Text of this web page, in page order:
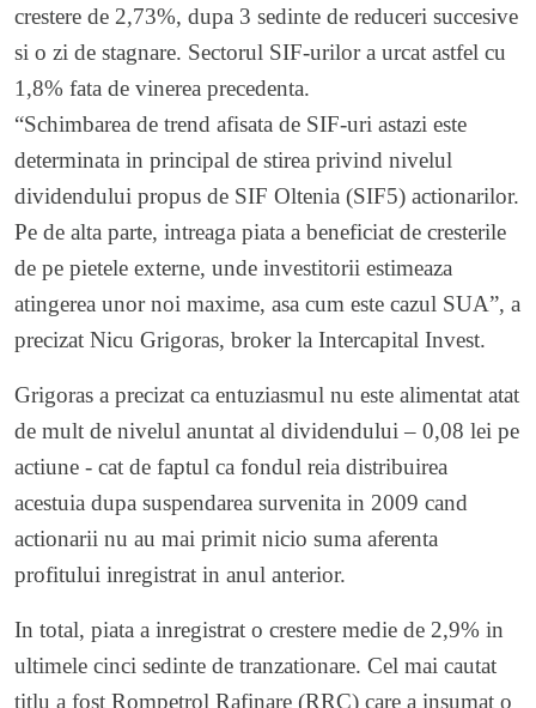
crestere de 2,73%, dupa 3 sedinte de reduceri succesive
si o zi de stagnare. Sectorul SIF-urilor a urcat astfel cu
1,8% fata de vinerea precedenta.
“Schimbarea de trend afisata de SIF-uri astazi este
determinata in principal de stirea privind nivelul
dividendului propus de SIF Oltenia (SIF5) actionarilor.
Pe de alta parte, intreaga piata a beneficiat de cresterile
de pe pietele externe, unde investitorii estimeaza
atingerea unor noi maxime, asa cum este cazul SUA”, a
precizat Nicu Grigoras, broker la Intercapital Invest.
Grigoras a precizat ca entuziasmul nu este alimentat atat
de mult de nivelul anuntat al dividendului – 0,08 lei pe
actiune - cat de faptul ca fondul reia distribuirea
acestuia dupa suspendarea survenita in 2009 cand
actionarii nu au mai primit nicio suma aferenta
profitului inregistrat in anul anterior.
In total, piata a inregistrat o crestere medie de 2,9% in
ultimele cinci sedinte de tranzationare. Cel mai cautat
titlu a fost Rompetrol Rafinare (RRC) care a insumat o